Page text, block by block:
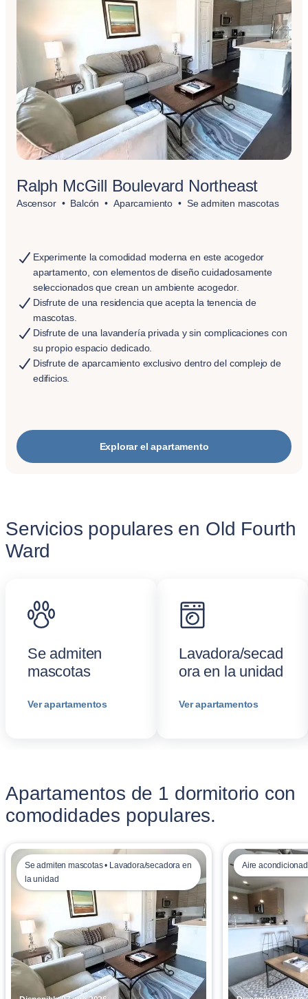
Ralph McGill Boulevard Northeast
Ascensor Balcón Aparcamiento Se admiten mascotas
Experimente la comodidad moderna en este acogedor
apartamento, con elementos de diseño cuidadosamente
seleccionados que crean un ambiente acogedor.
Disfrute de una residencia que acepta la tenencia de
mascotas.
Disfrute de una lavandería privada y sin complicaciones con
su propio espacio dedicado.
Disfrute de aparcamiento exclusivo dentro del complejo de
edificios.
Explorar el apartamento
Servicios populares en Old Fourth
Ward
Se admiten
mascotas
Ver apartamentos
Lavadora/secad
ora en la unidad
Ver apartamentos
Apartamentos de 1 dormitorio con
comodidades populares.
Se admiten mascotas • Lavadora/secadora en
la unidad
Aire